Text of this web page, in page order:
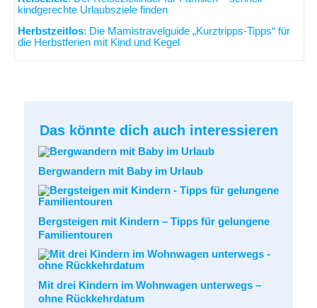
kindgerechte Urlaubsziele finden
Herbstzeitlos: Die Mamistravelguide „Kurztripps-Tipps“ für
die Herbstferien mit Kind und Kegel
Das könnte dich auch interessieren
Bergwandern mit Baby im Urlaub
Bergsteigen mit Kindern – Tipps für gelungene
Familientouren
Mit drei Kindern im Wohnwagen unterwegs –
ohne Rückkehrdatum